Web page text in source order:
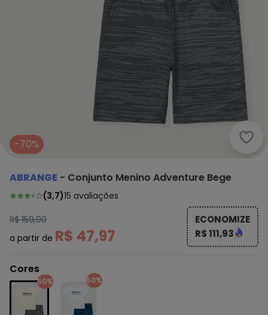
-70%
ABRANGE - Conjunto Menino Adventure Bege
(3,7)15 avaliações
R$ 159,90
a partir de R$ 47,97
ECONOMIZE
R$ 111,93
Cores
50% 50%